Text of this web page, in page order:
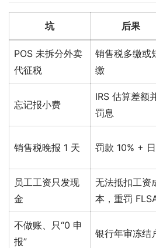
坑 后果
POS 未拆分外卖
代征税
销售税多缴或
缴
忘记报小费
IRS 估算差额
罚息
销售税晚报 1 天 罚款 10% +
员工工资只发现
金
无法抵扣工资
本，重罚
不做账、只“0 申
报”
银行年审冻结